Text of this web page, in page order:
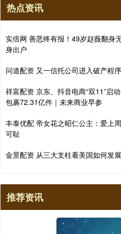
热点资讯
实倍网 善恶终有报！49岁赵薇翻身
身出户
问道配资 又一信托公司进入破产程
祥富配资 京东、抖音电商“双11”启
包裹72.31亿件｜未来商业早参
丰泰优配 帝女花之昭仁公主：爱上
可耻
金景配资 从三大支柱看美国如何发
推荐资讯